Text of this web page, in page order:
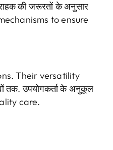
की जरूरतों के अनुसार
to ensure
.Their versatility
तक. उपयोगकर्ता के अनुकूल
care.